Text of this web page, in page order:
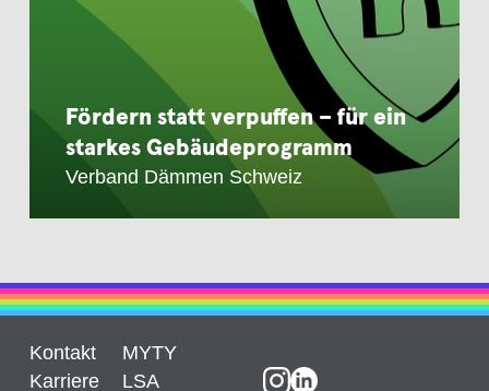
Fördern statt verpuffen – für ein
starkes Gebäudeprogramm
Verband Dämmen Schweiz
Kontakt
Karriere
MYTY
LSA